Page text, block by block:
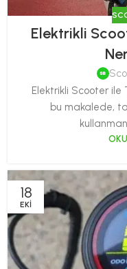
Elektrikli
Elektrikli Scooter ile
bu makalede,
18
EKI